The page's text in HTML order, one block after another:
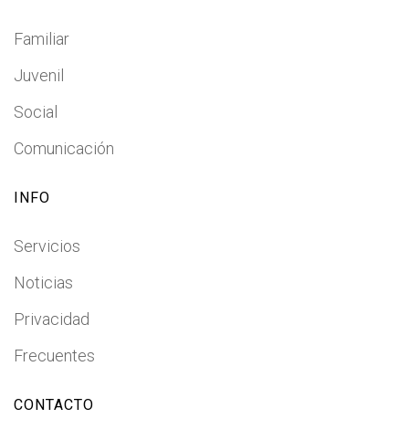
Familiar
Juvenil
Social
Comunicación
INFO
Servicios
Noticias
Privacidad
Frecuentes
CONTACTO